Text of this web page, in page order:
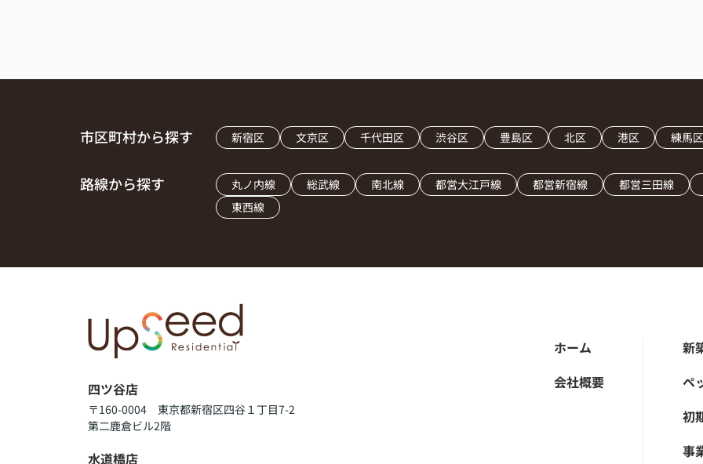
市区町村から探す 新宿区 文京区 千代田区 渋谷区 豊島区 北区 港区 練馬区
路線から探す 丸ノ内線 総武線 南北線 都営大江戸線 都営新宿線
都営三田線
東西線
四ツ谷店
〒160-0004 東京都新宿区四谷１丁目7-2
第二鹿倉ビル2階
水道橋店
ホーム
会社概要
新
ペ
初
事